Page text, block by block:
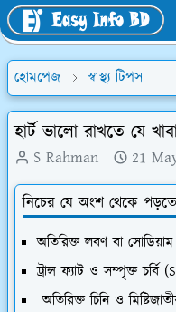
হোমপেজ স্বাস্থ্য টিপস
হার্ট ভালো রাখতে যে
S Rahman 21
নিচের যে অংশ থেকে
​অতিরিক্ত লবণ বা সোডিয়াম
​ট্রান্স ফ্যাট ও সম্পৃক্ত
অতিরিক্ত চিনি ও